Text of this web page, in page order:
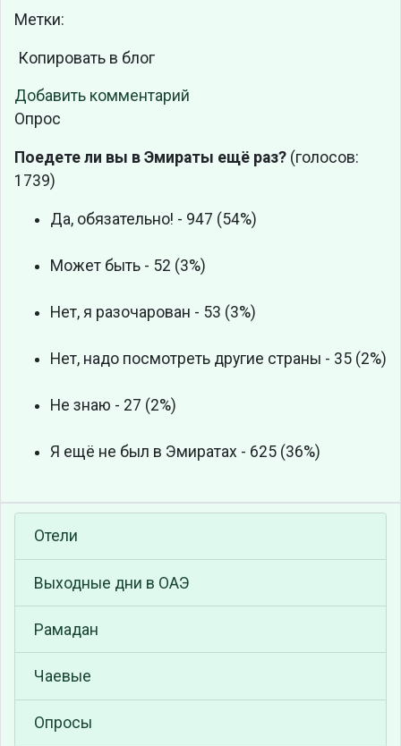
Метки:
Копировать в блог
Добавить комментарий
Опрос
Поедете ли вы в Эмираты ещё раз? (голосов:
1739)
Да, обязательно! - 947 (54%)
Может быть - 52 (3%)
Нет, я разочарован - 53 (3%)
Нет, надо посмотреть другие страны - 35 (2%)
Не знаю - 27 (2%)
Я ещё не был в Эмиратах - 625 (36%)
Отели
Выходные дни в ОАЭ
Рамадан
Чаевые
Опросы